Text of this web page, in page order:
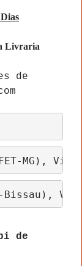
Livraria
de
MG),
Bissau),
de